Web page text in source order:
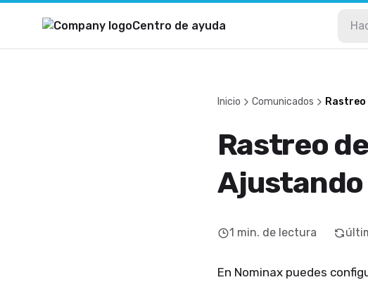
Centro de ayuda
Inicio Comunicados Rastreo
Rastreo
Ajustando
1 min. de lectura
En Nominax puedes